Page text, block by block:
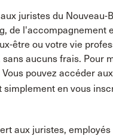
aux juristes du
de l'accompagnement
être ou votre vie
aucuns frais. Pour
pouvez accéder
simplement en vous
aux juristes,